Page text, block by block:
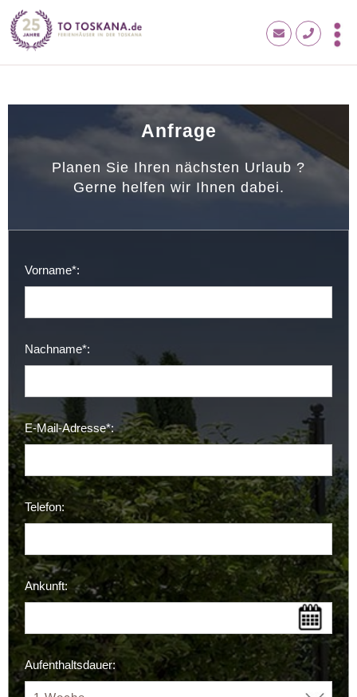
Anfrage
Planen Sie Ihren nächsten Urlaub ?
Gerne helfen wir Ihnen dabei.
Vorname*:
Nachname*:
E-Mail-Adresse*:
Telefon:
Ankunft:
Aufenthaltsdauer: